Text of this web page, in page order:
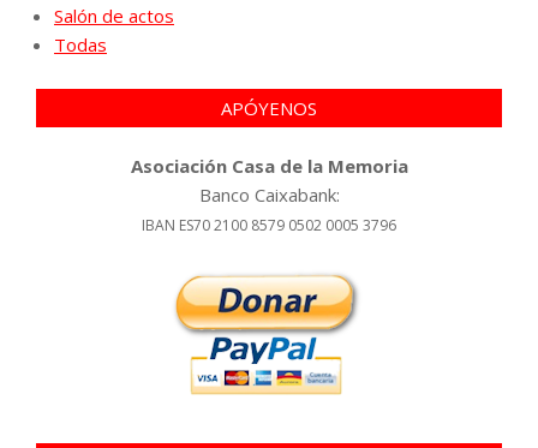
Salón de actos
Todas
APÓYENOS
Asociación Casa de la Memoria
Banco Caixabank:
IBAN ES70 2100 8579 0502 0005 3796